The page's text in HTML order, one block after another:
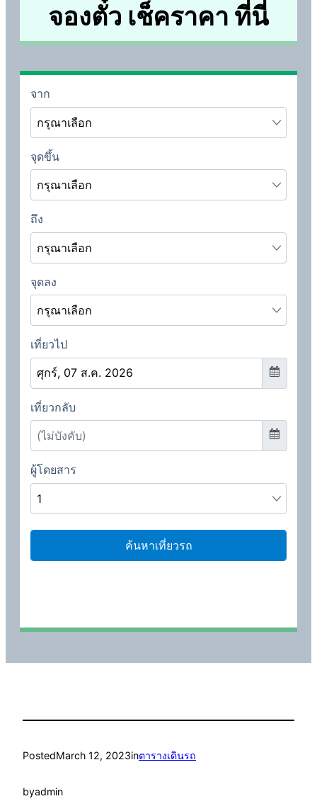
จองตั๋ว เช็คราคา ที่นี่
PostedMarch 12, 2023inตารางเดินรถ
byadmin